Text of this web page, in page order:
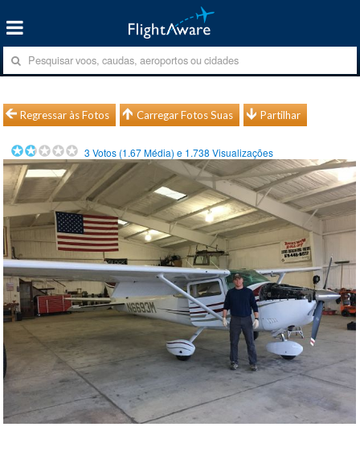
Regressar às Fotos Carregar Fotos Suas Partilhar
3 Votos (1.67Média) e 1.738 Visualizações